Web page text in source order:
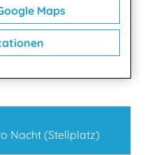
Maps
Nacht (Stellplatz)